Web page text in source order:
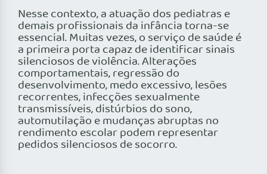
Nesse contexto, a atuação dos pediatras e
demais profissionais da infância torna-se
essencial. Muitas vezes, o serviço de saúde é
a primeira porta capaz de identificar sinais
silenciosos de violência. Alterações
comportamentais, regressão do
desenvolvimento, medo excessivo, lesões
recorrentes, infecções sexualmente
transmissíveis, distúrbios do sono,
automutilação e mudanças abruptas no
rendimento escolar podem representar
pedidos silenciosos de socorro.